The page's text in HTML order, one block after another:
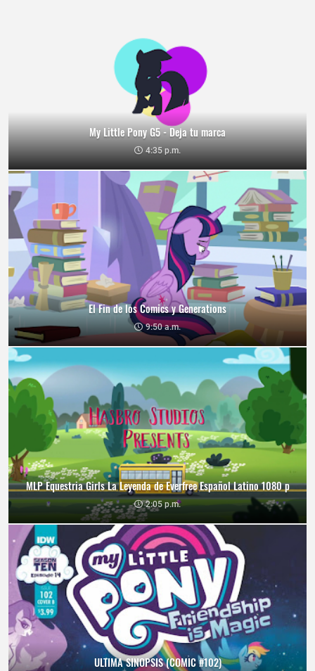
My Little Pony G5 - Deja tu marca
4:35 p.m.
El Fin de los Comics y Generations
9:50 a.m.
MLP Equestria Girls La Leyenda de Everfree Español Latino 1080 p
2:05 p.m.
ULTIMA SINOPSIS (COMIC #102)